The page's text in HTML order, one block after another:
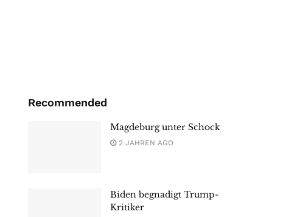
Recommended
Magdeburg unter Schock
2 JAHREN AGO
Biden begnadigt Trump-
Kritiker